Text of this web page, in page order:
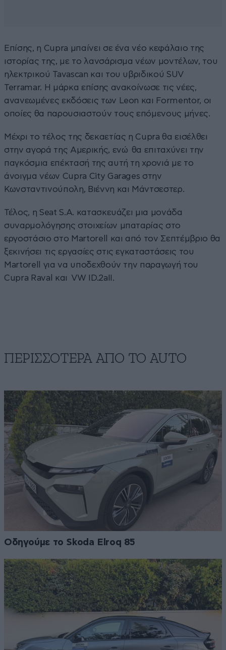
Επίσης, η Cupra μπαίνει σε ένα νέο κεφάλαιο της
ιστορίας της, με το λανσάρισμα νέων μοντέλων, του
ηλεκτρικού Tavascan και του υβριδικού SUV
Terramar. Η μάρκα επίσης ανακοίνωσε τις νέες,
ανανεωμένες εκδόσεις των Leon και Formentor, οι
οποίες θα παρουσιαστούν τους επόμενους μήνες.
Μέχρι το τέλος της δεκαετίας η Cupra θα εισέλθει
στην αγορά της Αμερικής, ενώ θα επιταχύνει την
παγκόσμια επέκτασή της αυτή τη χρονιά με το
άνοιγμα νέων Cupra City Garages στην
Κωνσταντινούπολη, Βιέννη και Μάντσεστερ.
Τέλος, η Seat S.A. κατασκευάζει μια μονάδα
συναρμολόγησης στοιχείων μπαταρίας στο
εργοστάσιο στο Μartorell και από τον Σεπτέμβριο θα
ξεκινήσει τις εργασίες στις εγκαταστάσεις του
Martorell για να υποδεχθούν την παραγωγή του
Cupra Raval και VW ID.2aII.
ΠΕΡΙΣΣΟΤΕΡΑ ΑΠΟ ΤΟ AUTO
Οδηγούμε το Skoda Elroq 85